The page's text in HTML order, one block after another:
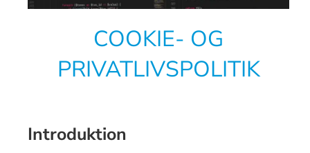
COOKIE- OG
PRIVATLIVSPOLITIK
Introduktion